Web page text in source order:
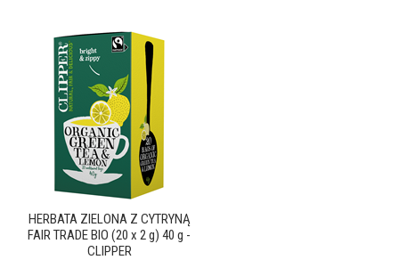
HERBATA ZIELONA Z CYTRYNĄ
FAIR TRADE BIO (20 x 2 g) 40 g -
CLIPPER